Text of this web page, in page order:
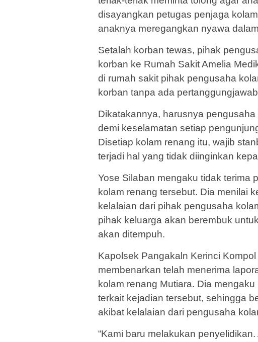
disayangkan petugas penjaga
anaknya meregangkan nyawa
Setalah korban tewas, pihak
korban ke Rumah Sakit Amelia
di rumah sakit pihak pengusaha
korban tanpa ada
Dikatakannya, harusnya
demi keselamatan setiap
Disetiap kolam renang itu, wajib
terjadi hal yang tidak diinginkan
Yose Silaban mengaku tidak terima
kolam renang tersebut. Dia menilai
kelalaian dari pihak pengusaha
pihak keluarga akan berembuk
akan ditempuh.
Kapolsek Pangakaln Kerinci
membenarkan telah menerima
kolam renang Mutiara. Dia
terkait kejadian tersebut, sehingga
akibat kelalaian dari pengusaha
“Kami baru melakukan